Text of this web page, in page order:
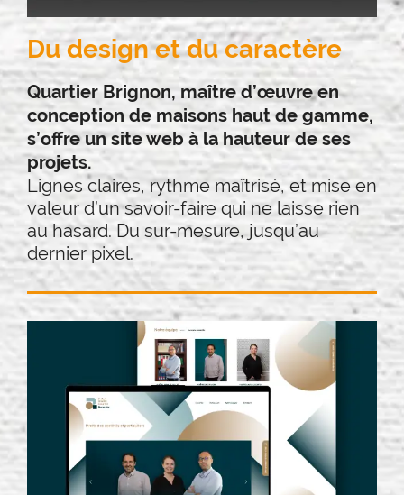
Du design et du caractère
Quartier Brignon, maître d’œuvre en
conception de maisons haut de gamme,
s’offre un site web à la hauteur de ses
projets.
Lignes claires, rythme maîtrisé, et mise en
valeur d’un savoir-faire qui ne laisse rien
au hasard. Du sur-mesure, jusqu’au
dernier pixel.